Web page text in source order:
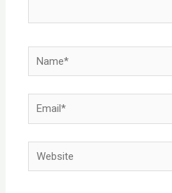
Name*
Email*
Website